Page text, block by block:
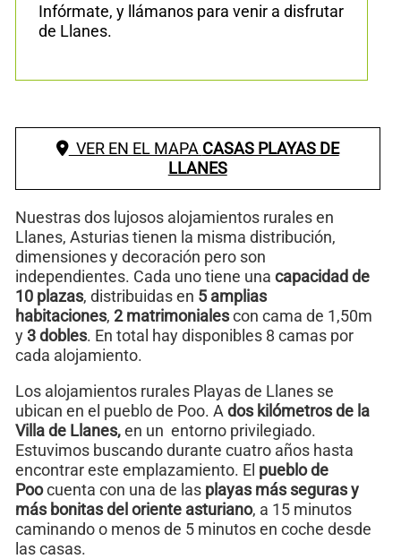
Infórmate, y llámanos para venir a disfrutar
de Llanes.
VER EN EL MAPA CASAS PLAYAS DE
LLANES
Nuestras dos lujosos alojamientos rurales en
Llanes, Asturias tienen la misma distribución,
dimensiones y decoración pero son
independientes. Cada uno tiene una capacidad de
10 plazas, distribuidas en 5 amplias
habitaciones, 2 matrimonialescon cama de 1,50m
y 3 dobles. En total hay disponibles 8 camas por
cada alojamiento.
Los alojamientos rurales Playas de Llanes se
ubican en el pueblo de Poo. A dos kilómetros de la
Villa de Llanes,en un entorno privilegiado.
Estuvimos buscando durante cuatro años hasta
encontrar este emplazamiento. El pueblo de
Poocuenta con una de las playas más seguras y
más bonitas del oriente asturiano, a 15 minutos
caminando o menos de 5 minutos en coche desde
las casas.